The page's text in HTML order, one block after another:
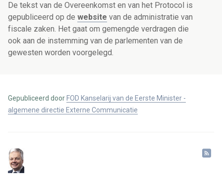
De tekst van de Overeenkomst en van het Protocol is
gepubliceerd op de website van de administratie van
fiscale zaken. Het gaat om gemengde verdragen die
ook aan de instemming van de parlementen van de
gewesten worden voorgelegd.
Gepubliceerd door FOD Kanselarij van de Eerste Minister -
algemene directie Externe Communicatie